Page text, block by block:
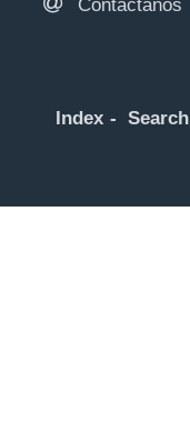
Contáctanos
Index Search